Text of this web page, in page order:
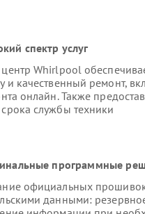
спектр услуг
Whirlpool
и качественный ремонт,
онлайн. Также
службы техники
программные
официальных
данными: